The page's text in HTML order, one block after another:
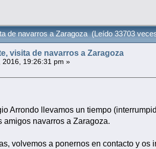
de navarros a Zaragoza (Leído 33703
visita de navarros a Zaragoza
2016, 19:26:31 pm »
Arrondo llevamos un tiempo
amigos navarros a Zaragoza.
volvemos a ponernos en contacto y